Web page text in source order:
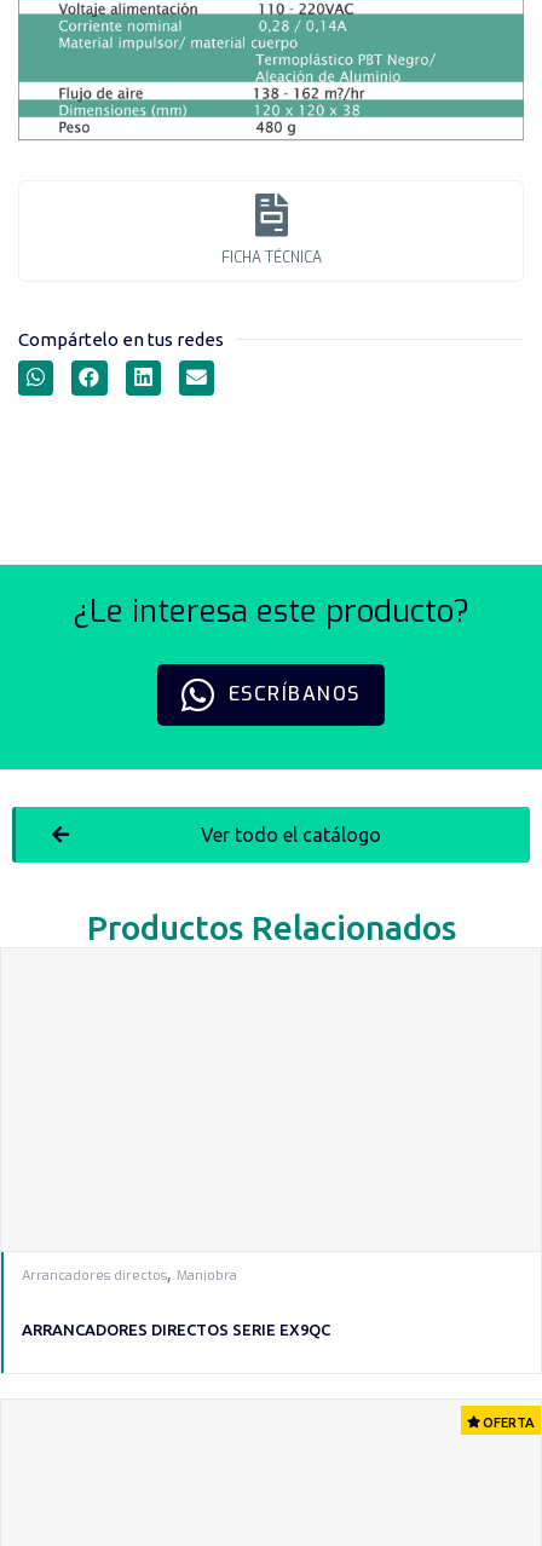
FICHA TÉCNICA
Compártelo en tus redes
¿Le interesa este producto?
ESCRÍBANOS
Productos Relacionados
Ver todo el catálogo
Arrancadores directos, Maniobra
ARRANCADORES DIRECTOS SERIE EX9QC
OFERTA